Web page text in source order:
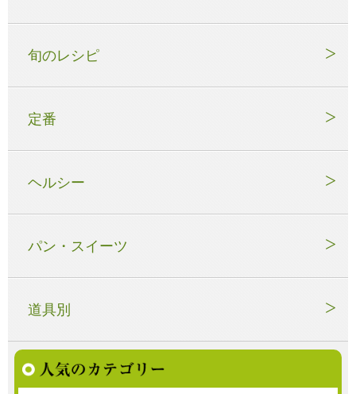
旬のレシピ
定番
ヘルシー
パン・スイーツ
道具別